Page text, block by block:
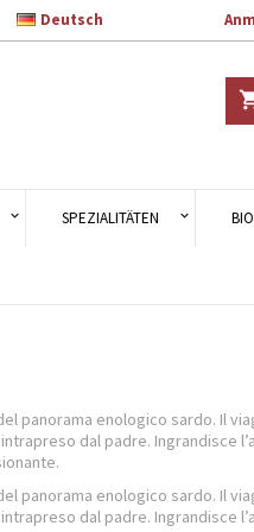
Deutsch
SPEZIALITÄTEN
panorama enologico sardo. Il
dal padre. Ingrandisce
panorama enologico sardo. Il
dal padre. Ingrandisce